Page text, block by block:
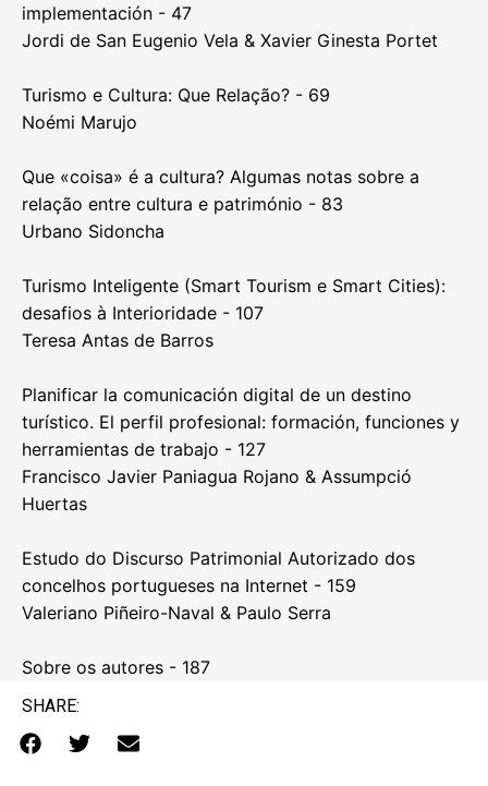
implementación - 47
Jordi de San Eugenio Vela & Xavier Ginesta Portet
Turismo e Cultura: Que Relação? - 69
Noémi Marujo
Que «coisa» é a cultura? Algumas notas sobre a
relação entre cultura e património - 83
Urbano Sidoncha
Turismo Inteligente (Smart Tourism e Smart Cities):
desafios à Interioridade - 107
Teresa Antas de Barros
Planificar la comunicación digital de un destino
turístico. El perfil profesional: formación, funciones y
herramientas de trabajo - 127
Francisco Javier Paniagua Rojano & Assumpció
Huertas
Estudo do Discurso Patrimonial Autorizado dos
concelhos portugueses na Internet - 159
Valeriano Piñeiro-Naval & Paulo Serra
Sobre os autores - 187
SHARE: